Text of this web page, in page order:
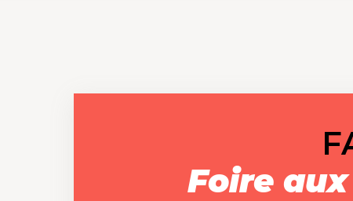
Foire